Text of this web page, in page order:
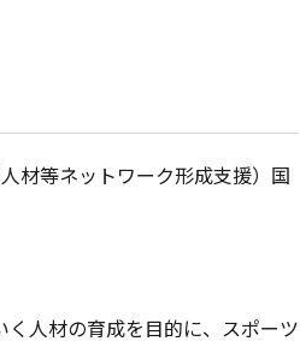
材等ネットワーク形成支援）国
人材の育成を目的に、スポーツ